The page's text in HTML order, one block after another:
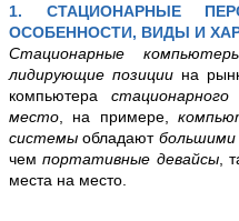
1. СТАЦИОНАРНЫЕ
ОСОБЕННОСТИ, ВИДЫ И
Стационарные
лидирующие позициина
компьютера
место , на примере,
системыобладают большими
чемпортативные девайсы,
места на место.